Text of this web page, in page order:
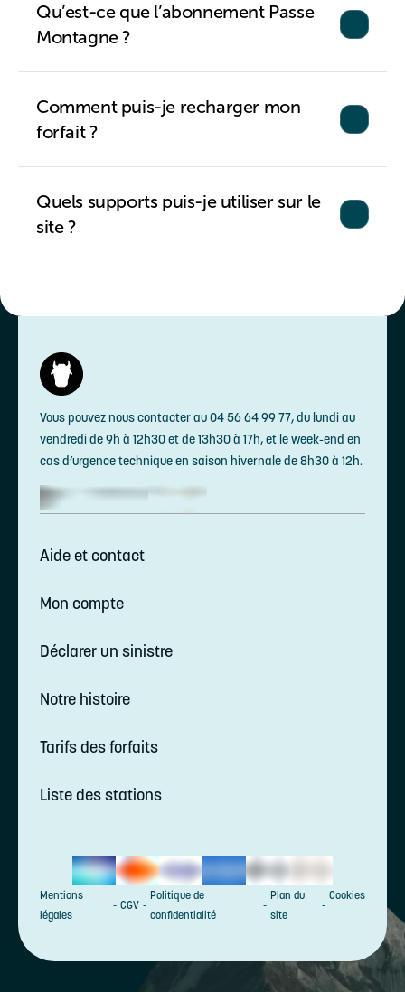
Qu’est-ce que l’abonnement Passe
Montagne ?
Comment puis-je recharger mon
forfait ?
Quels supports puis-je utiliser sur le
site ?
Vous pouvez nous contacter au 04 56 64 99 77, du lundi au
vendredi de 9h à 12h30 et de 13h30 à 17h, et le week-end en
cas d’urgence technique en saison hivernale de 8h30 à 12h.
Aide et contact
Mon compte
Déclarer un sinistre
Notre histoire
Tarifs des forfaits
Liste des stations
Mentions
légales
CGV
Politique de
confidentialité
Plan du
site
Cookies